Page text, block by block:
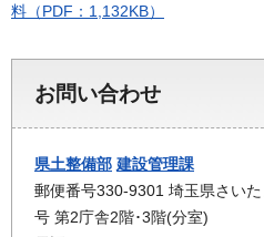
料（PDF：1,132KB）
お問い合わせ
県土整備部 建設管理課
郵便番号330-9301 埼玉県さい
号 第2庁舎2階･3階(分室)